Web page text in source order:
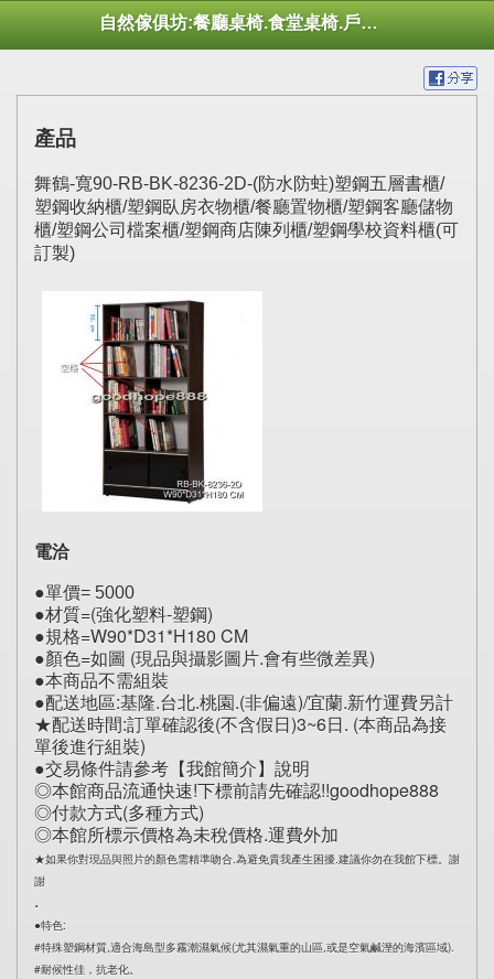
自然傢俱坊:餐廳桌椅.食堂桌椅.戶外桌椅.休閒桌椅.幼托桌椅.庭院市集陽傘
產品
舞鶴-寬90-RB-BK-8236-2D-(防水防蛀)塑鋼五層書櫃/
塑鋼收納櫃/塑鋼臥房衣物櫃/餐廳置物櫃/塑鋼客廳儲物
櫃/塑鋼公司檔案櫃/塑鋼商店陳列櫃/塑鋼學校資料櫃(可
訂製)
電洽
●單價= 5000
●材質=(強化塑料-塑鋼)
●規格=W90*D31*H180 CM
●顏色=如圖 (現品與攝影圖片.會有些微差異)
●本商品不需組裝
●配送地區:基隆.台北.桃園.(非偏遠)/宜蘭.新竹運費另計
★配送時間:訂單確認後(不含假日)3~6日. (本商品為接
單後進行組裝)
●交易條件請參考【我館簡介】說明
◎本館商品流通快速!下標前請先確認!!goodhope888
◎付款方式(多種方式)
◎本館所標示價格為未稅價格.運費外加
★如果你對現品與照片的顏色需精準吻合.為避免貴我產生困擾.建議你勿在我館下標。謝
謝
.
●特色:
#特殊塑鋼材質,適合海島型多霧潮濕氣候(尤其濕氣重的山區,或是空氣鹹溼的海濱區域).
#耐候性佳，抗老化。